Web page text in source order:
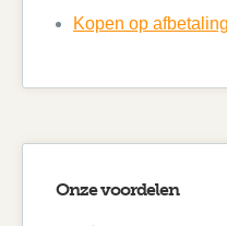
Kopen op afbetaling
Onze voordelen